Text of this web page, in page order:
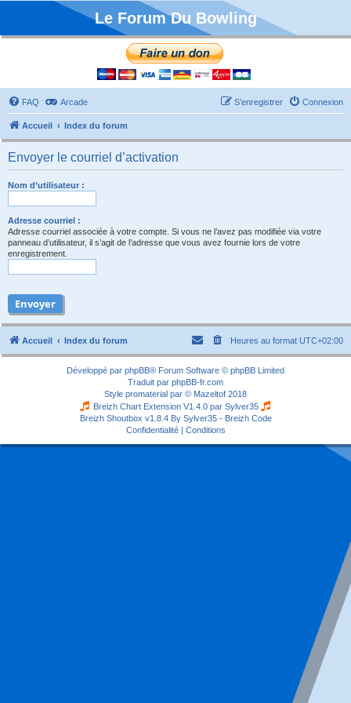
Le Forum Du Bowling
FAQ Arcade Connexion
S’enregistrer
Accueil Index du forum
Envoyer le courriel d’activation
Nom d’utilisateur :
Adresse courriel :
Adresse courriel associée à votre compte. Si vous ne l’avez pas modifiée via votre
panneau d’utilisateur, il s’agit de l’adresse que vous avez fournie lors de votre
enregistrement.
Accueil Index du forum Heures au format UTC+02:00
Développé par phpBB® Forum Software © phpBB Limited
Traduit par phpBB-fr.com
Style promaterial par © Mazeltof 2018
Breizh Chart Extension V1.4.0 par Sylver35
Breizh Shoutbox v1.8.4 By Sylver35 - Breizh Code
Confidentialité| Conditions